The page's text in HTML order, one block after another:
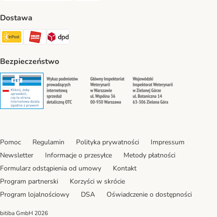
Dostawa
InPost Shipping Method
ORLEN Paczka. Shipping Method
DPD Shipping Method
Bezpieczeństwo
Security Security Security
Pomoc Regulamin Polityka prywatności
Impressum
Newsletter
Informacje o przesyłce
Metody płatności
Formularz odstąpienia od umowy
Kontakt
Program partnerski
Korzyści w skrócie
Program lojalnościowy
DSA Oświadczenie o dostępności
bitiba GmbH 2026